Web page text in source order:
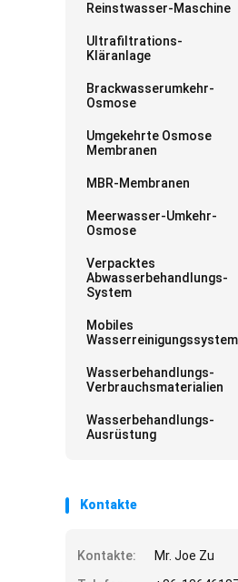
Reinstwasser-Maschine
Ultrafiltrations-
Kläranlage
Brackwasserumkehr-
Osmose
Umgekehrte Osmose
Membranen
MBR-Membranen
Meerwasser-Umkehr-
Osmose
Verpacktes
Abwasserbehandlungs-
System
Mobiles
Wasserreinigungssystem
Wasserbehandlungs-
Verbrauchsmaterialien
Wasserbehandlungs-
Ausrüstung
Kontakte
Kontakte:
Mr. Joe Zu